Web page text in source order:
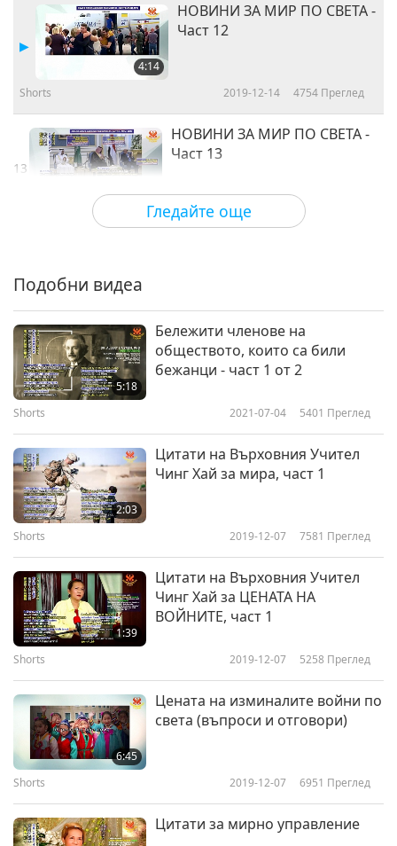
Гледайте още
4:14
НОВИНИ ЗА МИР ПО СВЕТА -
Част 12
Shorts 2019-12-14 4754 Преглед
13
НОВИНИ ЗА МИР ПО СВЕТА -
Част 13
2020-04-17 4298
14
3:43
Shorts 2020-04-17 4772
15
3:05
НОВИНИ ЗА МИР ПО СВЕТА -
Shorts 2020-05-31 4286Преглед
16
4:28
Shorts 2020-09-01 4472Преглед
17
4:30
НОВИНИ ЗА МИР ПО СВЕТА -
Shorts 2020-11-25 4772Преглед
18
4:11
Shorts 2021-03-05 4820Преглед
Подобни видеа
5:18
Бележити членове на
обществото, които са били
бежанци - част 1 от 2
Shorts 2021-07-04 5401 Преглед
2:03
Цитати на Върховния Учител
Чинг Хай за мира, част 1
Shorts 2019-12-07 7581 Преглед
1:39
Цитати на Върховния Учител
Чинг Хай за ЦЕНАТА НА
ВОЙНИТЕ, част 1
Shorts 2019-12-07 5258 Преглед
6:45
Цената на изминалите войни по
света (въпроси и отговори)
Shorts 2019-12-07 6951 Преглед
Цитати за мирно управление